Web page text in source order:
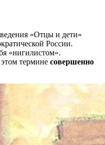
«Отцы и дети»
России.
«нигилистом».
термине совершенно